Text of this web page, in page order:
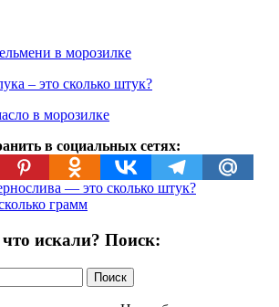
в морозилке
– это сколько штук?
в морозилке
в социальных сетях:
— это сколько штук?
грамм
искали? Поиск: